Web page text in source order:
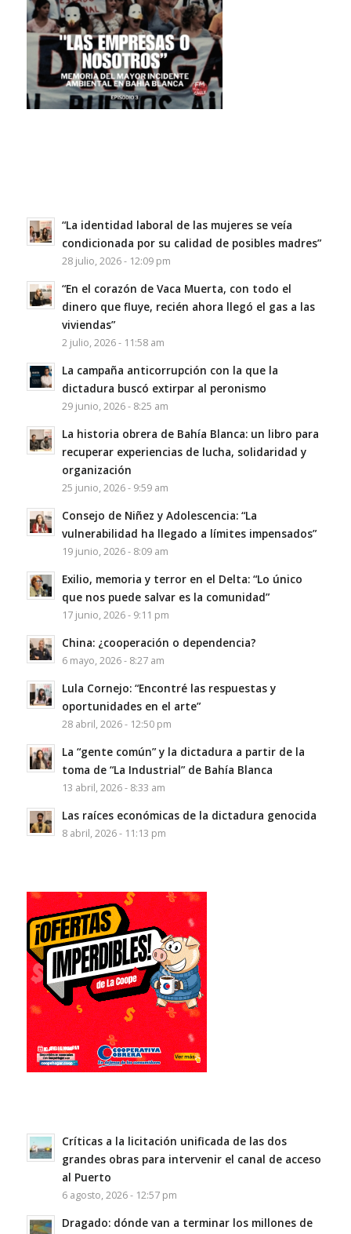
“La identidad laboral de las mujeres se veía
condicionada por su calidad de posibles madres”
28 julio, 2026 - 12:09 pm
“En el corazón de Vaca Muerta, con todo el
dinero que fluye, recién ahora llegó el gas a las
viviendas”
2 julio, 2026 - 11:58 am
La campaña anticorrupción con la que la
dictadura buscó extirpar al peronismo
29 junio, 2026 - 8:25 am
La historia obrera de Bahía Blanca: un libro para
recuperar experiencias de lucha, solidaridad y
organización
25 junio, 2026 - 9:59 am
Consejo de Niñez y Adolescencia: “La
vulnerabilidad ha llegado a límites impensados”
19 junio, 2026 - 8:09 am
Exilio, memoria y terror en el Delta: “Lo único
que nos puede salvar es la comunidad”
17 junio, 2026 - 9:11 pm
China: ¿cooperación o dependencia?
6 mayo, 2026 - 8:27 am
Lula Cornejo: “Encontré las respuestas y
oportunidades en el arte”
28 abril, 2026 - 12:50 pm
La “gente común” y la dictadura a partir de la
toma de “La Industrial” de Bahía Blanca
13 abril, 2026 - 8:33 am
Las raíces económicas de la dictadura genocida
8 abril, 2026 - 11:13 pm
Críticas a la licitación unificada de las dos
grandes obras para intervenir el canal de acceso
al Puerto
6 agosto, 2026 - 12:57 pm
Dragado: dónde van a terminar los millones de